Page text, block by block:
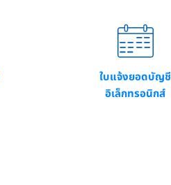
ใบแจ้งยอดบัญชี
อิเล็กทรอนิกส์